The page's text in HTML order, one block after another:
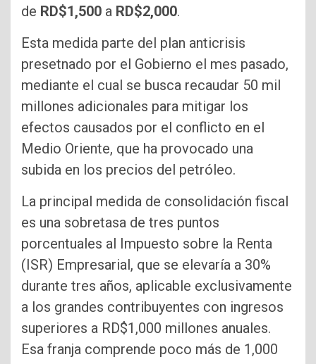
de RD$1,500 a RD$2,000.
Esta medida parte del plan anticrisis
presetnado por el Gobierno el mes pasado,
mediante el cual se busca recaudar 50 mil
millones adicionales para mitigar los
efectos causados por el conflicto en el
Medio Oriente, que ha provocado una
subida en los precios del petróleo.
La principal medida de consolidación fiscal
es una sobretasa de tres puntos
porcentuales al Impuesto sobre la Renta
(ISR) Empresarial, que se elevaría a 30%
durante tres años, aplicable exclusivamente
a los grandes contribuyentes con ingresos
superiores a RD$1,000 millones anuales.
Esa franja comprende poco más de 1,000